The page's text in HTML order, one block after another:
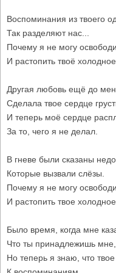
Воспоминания из твоего
Так разделяют нас...
Почему я не могу
И растопить твоё
Другая любовь ещё до
Сделала твое сердце
И теперь моё сердце
За то, чего я не делал.
В гневе были сказаны
Которые вызвали слёзы.
Почему я не могу
И растопить твое
Было время, когда мне
Что ты принадлежишь мне,
Но теперь я знаю, что